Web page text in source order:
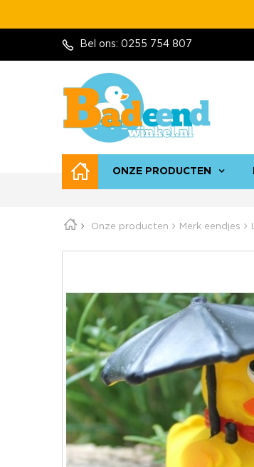
Bel ons: 0255 754 807
ONZE PRODUCTEN
Onze producten Merk eendjes